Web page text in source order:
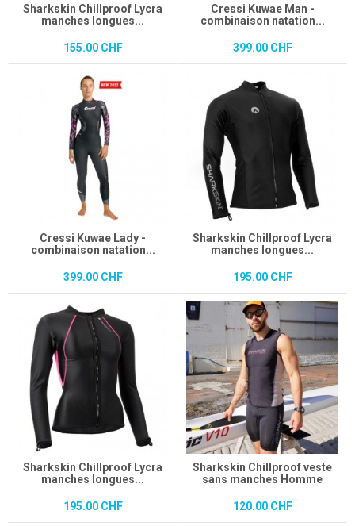
Sharkskin Chillproof Lycra
manches longues...
155.00 CHF
Cressi Kuwae Man -
combinaison natation...
399.00 CHF
Cressi Kuwae Lady -
combinaison natation...
399.00 CHF
Sharkskin Chillproof Lycra
manches longues...
195.00 CHF
Sharkskin Chillproof Lycra
manches longues...
195.00 CHF
Sharkskin Chillproof veste
sans manches Homme
120.00 CHF